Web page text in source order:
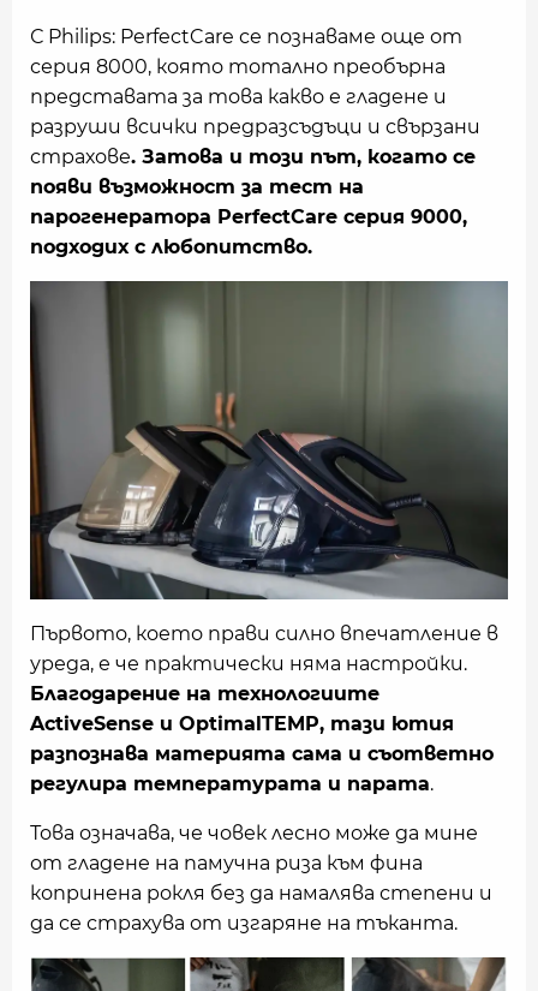
С Philips: PerfectCare се познаваме още от
серия 8000, която тотално преобърна
представата за това какво е гладене и
разруши всички предразсъдъци и свързани
страхове. Затова и този път, когато се
появи възможност за тест на
парогенераторa PerfectCare серия 9000,
подходих с любопитство.
Първото, което прави силно впечатление в
уреда, е че практически няма настройки.
Благодарение на технологиите
ActiveSense и OptimalTEMP, тази ютия
разпознава материята сама и съответно
регулира температурата и парата.
Това означава, че човек лесно може да мине
от гладене на памучна риза към фина
копринена рокля без да намалява степени и
да се страхува от изгаряне на тъканта.